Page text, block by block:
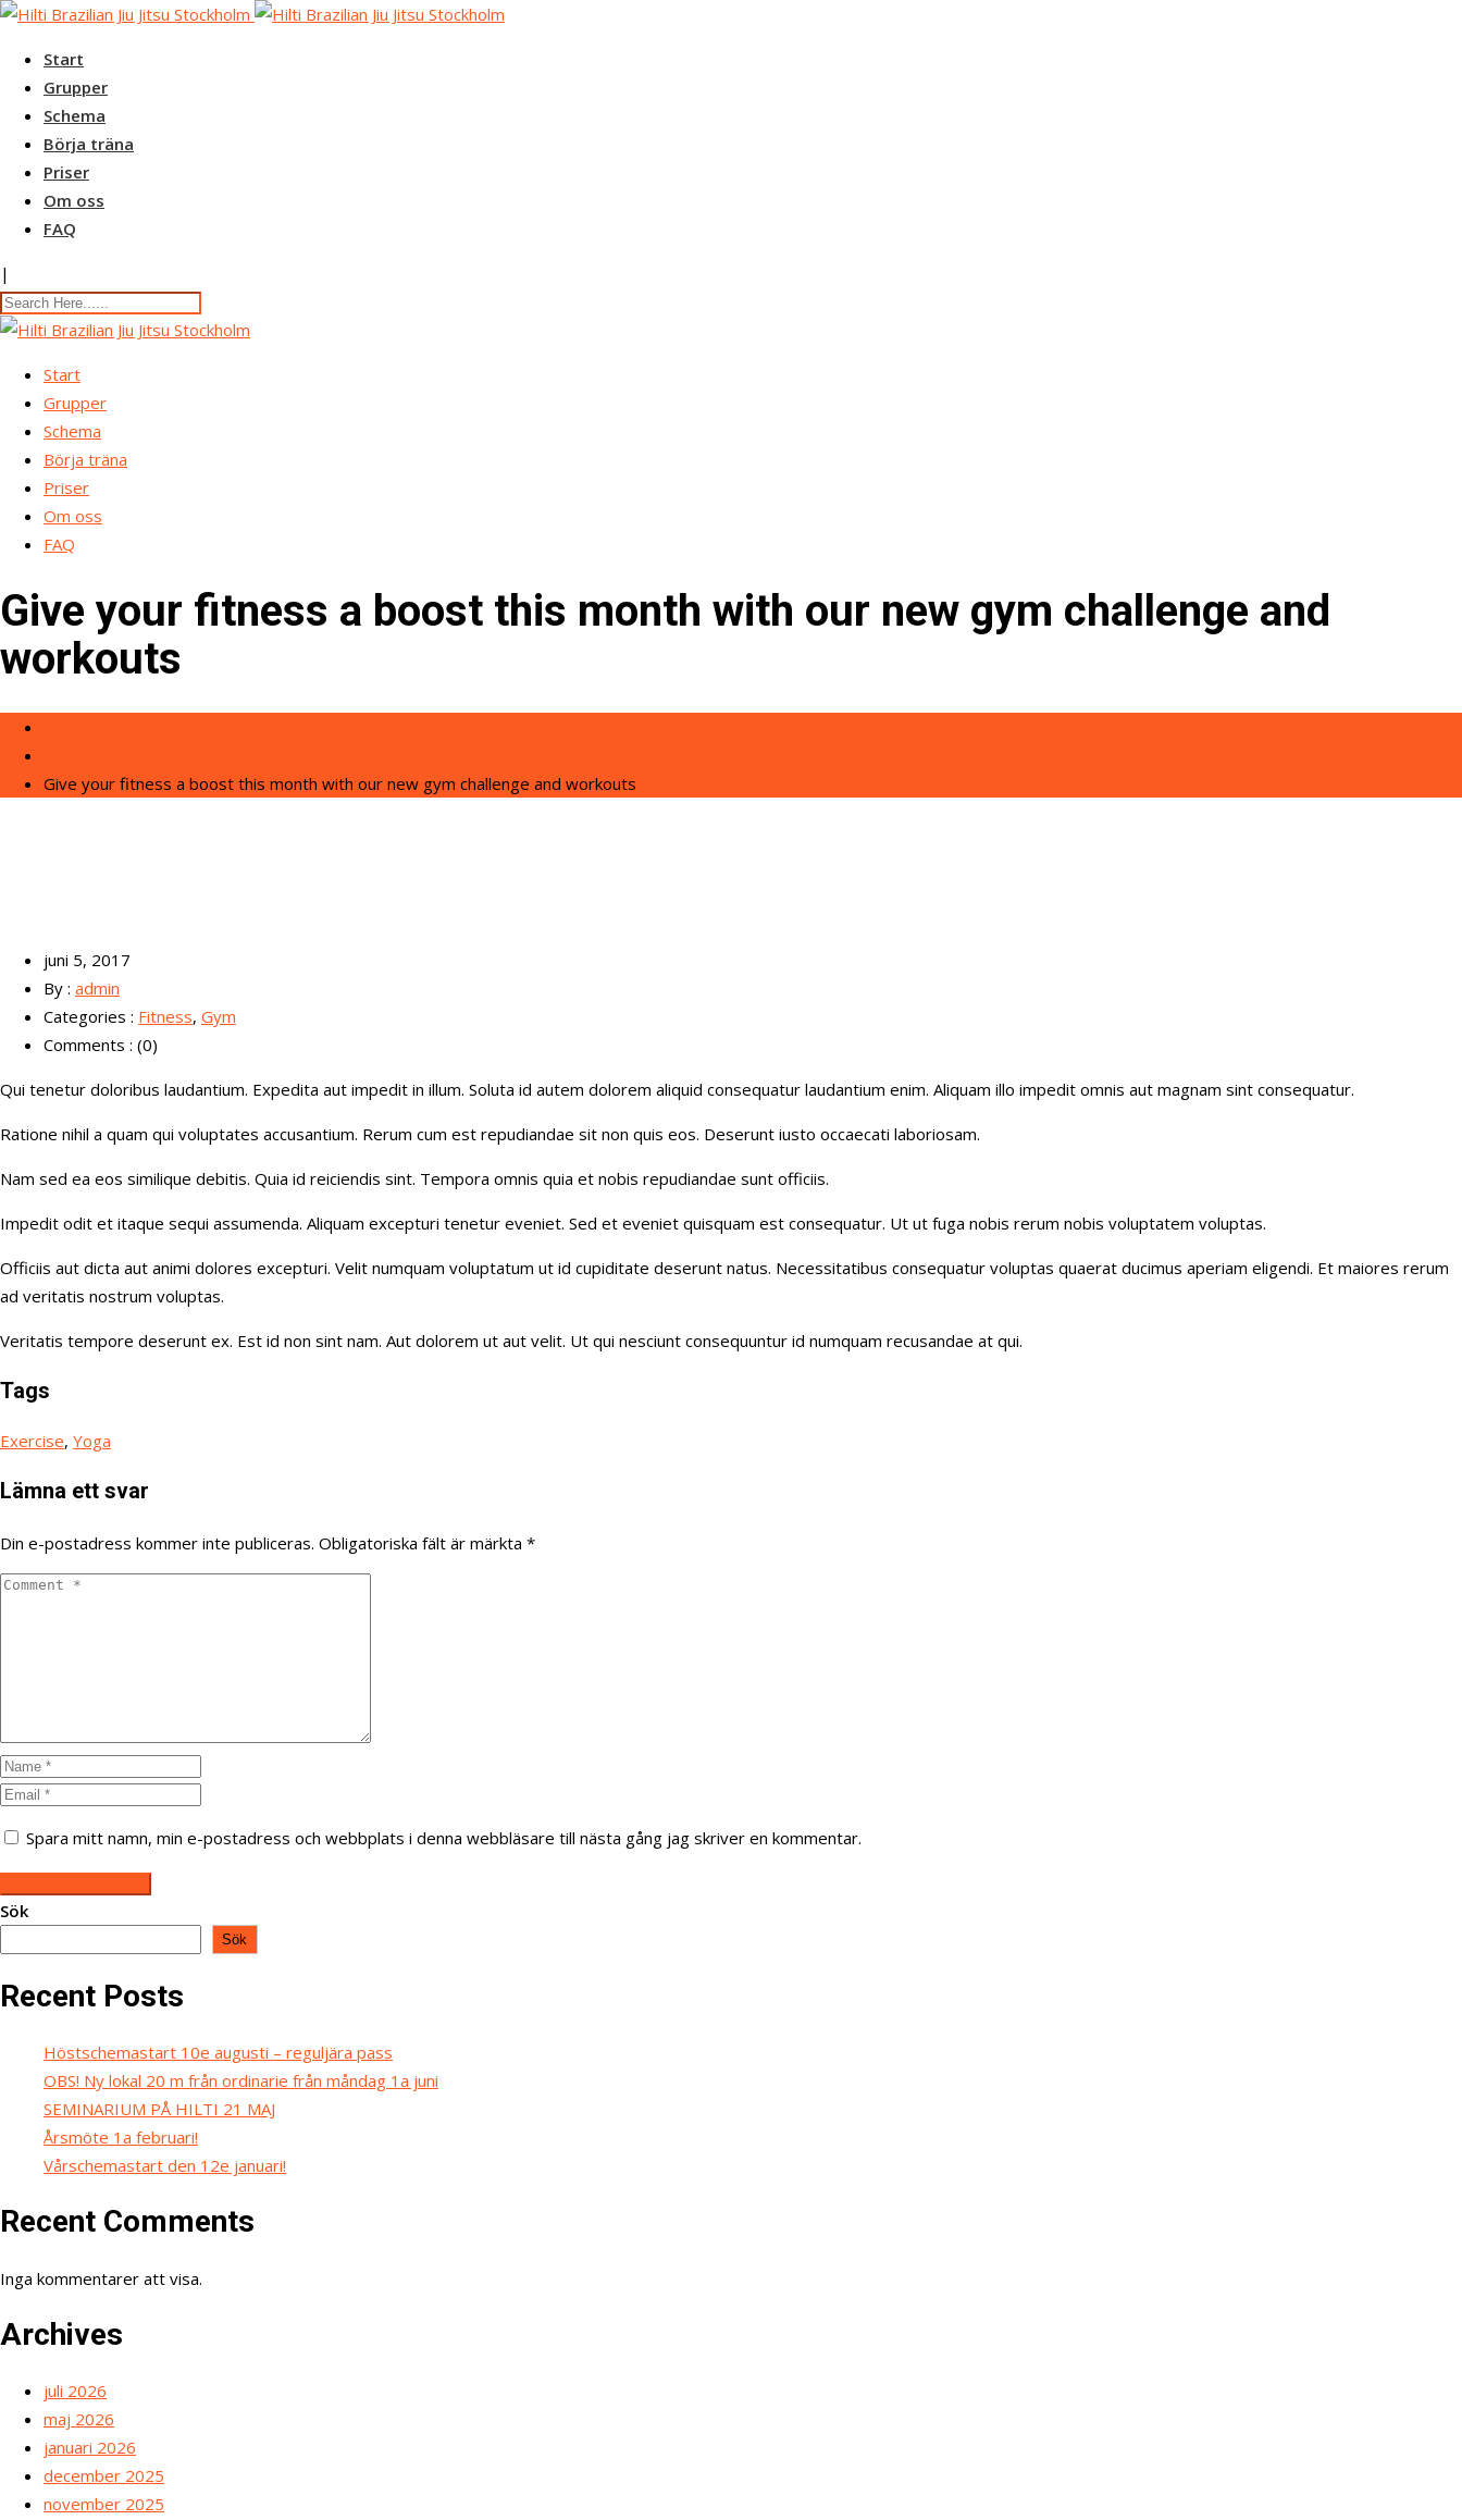
Skip
contentStart
Grupper
Schema
Börja träna
Priser
Om oss
FAQ
|
Start
Grupper
Schema
Börja träna
Priser
Om oss
FAQ
Give your fitness a boost this month with our new gym challenge and
workouts
Give your fitness a boost this month with our new gym challenge and workouts
juni 5, 2017
By : admin
Categories : Fitness, Gym
Comments : (0)
Qui tenetur doloribus laudantium. Expedita aut impedit in illum. Soluta id autem dolorem aliquid consequatur laudantium enim. Aliquam illo impedit omnis aut magnam sint consequatur.
Ratione nihil a quam qui voluptates accusantium. Rerum cum est repudiandae sit non quis eos. Deserunt iusto occaecati laboriosam.
Nam sed ea eos similique debitis. Quia id reiciendis sint. Tempora omnis quia et nobis repudiandae sunt officiis.
Impedit odit et itaque sequi assumenda. Aliquam excepturi tenetur eveniet. Sed et eveniet quisquam est consequatur. Ut ut fuga nobis rerum nobis voluptatem voluptas.
Officiis aut dicta aut animi dolores excepturi. Velit numquam voluptatum ut id cupiditate deserunt natus. Necessitatibus consequatur voluptas quaerat ducimus aperiam eligendi. Et maiores rerum
ad veritatis nostrum voluptas.
Veritatis tempore deserunt ex. Est id non sint nam. Aut dolorem ut aut velit. Ut qui nesciunt consequuntur id numquam recusandae at qui.
Tags
Exercise, Yoga
Lämna ett svar
Din e-postadress kommer inte publiceras. Obligatoriska fält är märkta *
Spara mitt namn, min e-postadress och webbplats i denna webbläsare till nästa gång jag skriver en kommentar.
Sök
Sök
Recent Posts
Höstschemastart 10e augusti – reguljära pass
OBS! Ny lokal 20 m från ordinarie från måndag 1a juni
SEMINARIUM PÅ HILTI 21 MAJ
Årsmöte 1a februari!
Vårschemastart den 12e januari!
Recent Comments
Inga kommentarer att visa.
Archives
juli 2026
maj 2026
januari 2026
december 2025
november 2025